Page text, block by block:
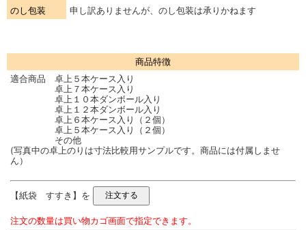
のし包装
申し訳ありませんが、のし包装は承りかねます
商品特徴
適合商品 卓上５本ケース入り
卓上７本ケース入り
卓上１０本ダンボール入り
卓上１２本ダンボール入り
卓上６本ケース入り（２個）
卓上５本ケース入り（２個）
その他
(写真中の卓上のりは寸法比較用サンプルです。商品には付属しませ
ん）
【紙袋 すすき】を
注文の数量は買い物カゴ画面で指定できます。